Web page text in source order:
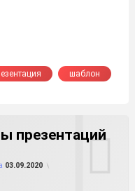
шаблон
презентаций
03.09.2020